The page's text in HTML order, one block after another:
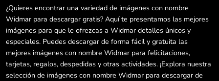
¿Quieres encontrar una variedad de imágenes con nombre
Widmar para descargar gratis? Aquí te presentamos las mejores
imágenes para que le ofrezcas a Widmar detalles únicos y
especiales. Puedes descargar de forma fácil y gratuita las
mejores imágenes con nombre Widmar para felicitaciones,
tarjetas, regalos, despedidas y otras actividades. ¡Explora nuestra
selección de imágenes con nombre Widmar para descargar de